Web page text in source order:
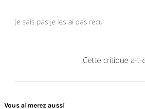
Je sais pas je les ai pas recu
Cette critique a-t-
Vous aimerez aussi